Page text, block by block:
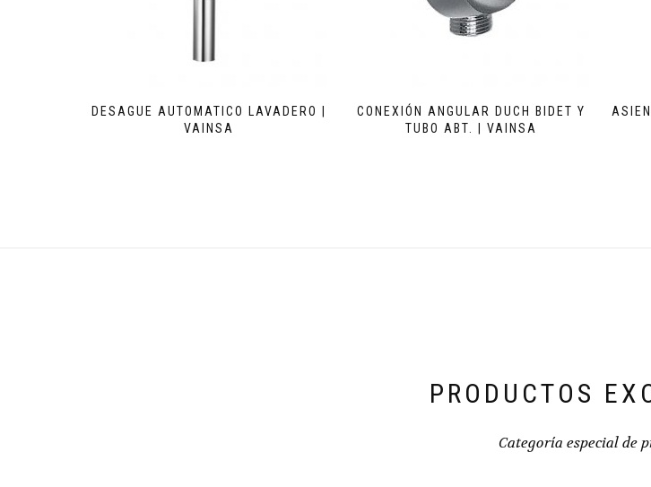
DESAGUE AUTOMATICO LAVADERO |
VAINSA
CONEXIÓN ANGULAR DUCH BIDET Y
TUBO ABT. | VAINSA
PRODUCTOS
Categoría especial de